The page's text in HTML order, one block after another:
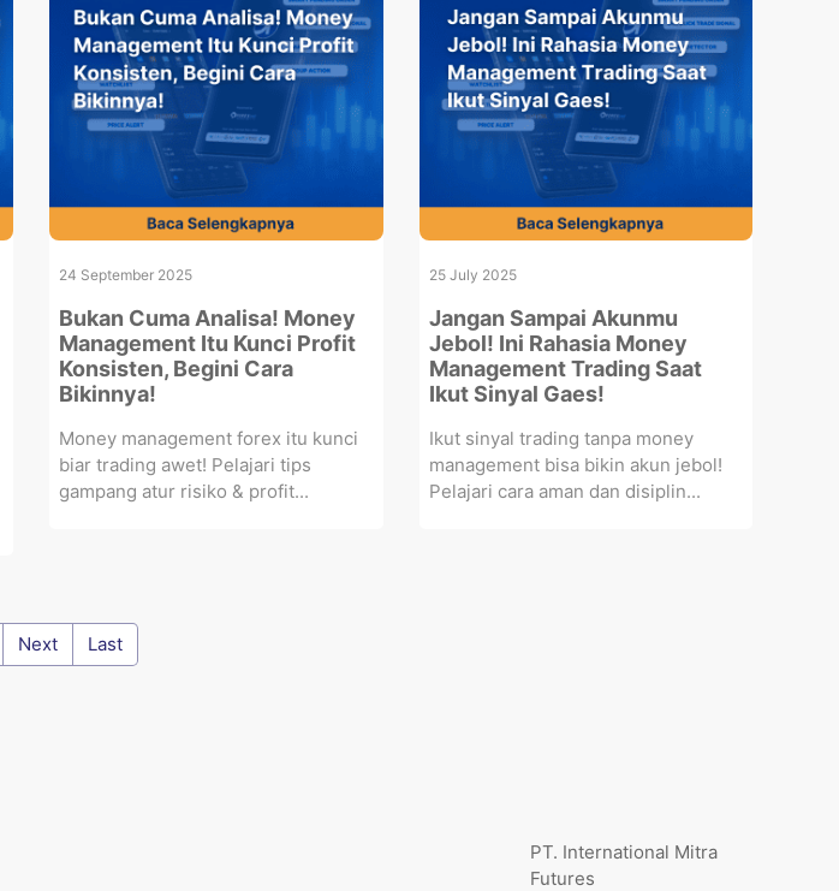
24 September 2025
Bukan Cuma Analisa! Money
Management Itu Kunci Profit
Konsisten, Begini Cara
Bikinnya!
Money management forex itu kunci
biar trading awet! Pelajari tips
gampang atur risiko & profit...
25 July 2025
Jangan Sampai Akunmu
Jebol! Ini Rahasia Money
Management Trading Saat
Ikut Sinyal Gaes!
Ikut sinyal trading tanpa money
management bisa bikin akun jebol!
Pelajari cara aman dan disiplin...
Next Last
PT. International Mitra
Futures